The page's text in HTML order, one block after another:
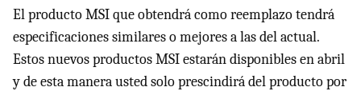
El productoMSIque obtendrá como reemplazo tendrá
especificaciones similares o mejores a las del actual.
Estos nuevos productosMSIestarán disponibles en abril
y de esta manera usted solo prescindirá del producto por